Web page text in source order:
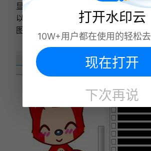
显示的颜色处，单击即可将颜色选取
以选择多种颜色）。接着单击“应用”
图色彩的遮罩。
打开水印云
10W+用户都在使用的轻松
现在打开
下次再说